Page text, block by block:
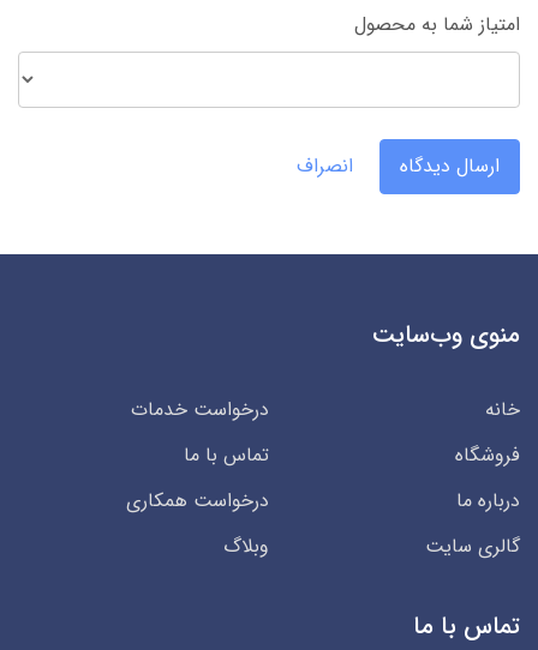
امتیاز شما به محصول
ارسال دیدگاه انصراف
منوی وب‌سایت
خانه
درخواست خدمات
فروشگاه
تماس با ما
درباره ما
درخواست همکاری
گالری سایت
وبلاگ
تماس با ما